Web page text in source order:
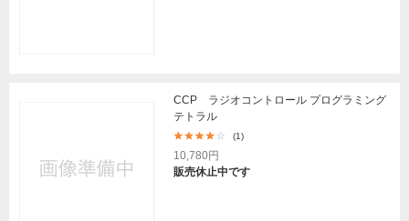
CCP ラジオコントロール プログラミング
テトラル
(1)
10,780円
販売休止中です